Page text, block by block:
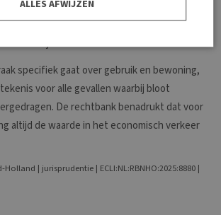
De uitspraak bevestigt dat
een transactiebelasting is die zo dicht
werkelijke marktwaarde.
specifiek gaat over gebruik en bewoning,
voor alle gevallen waarbij bloot
De rechtbank benadrukt dat voor
altijd de waarde in het economisch verkeer
| jurisprudentie | ECLI:NL:RBNHO:2025:8880 |
ALLES AFWIJZEN